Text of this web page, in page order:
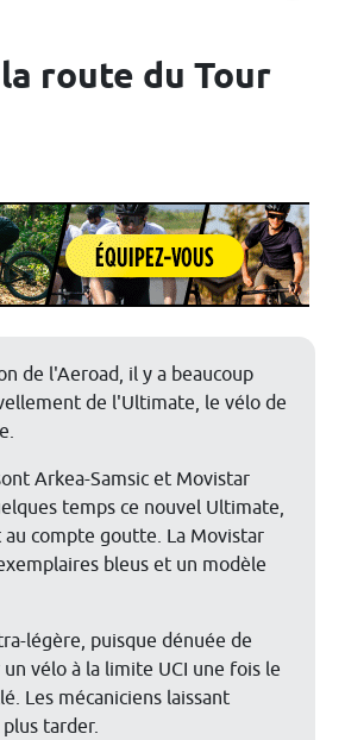
route du Tour
de l'Aeroad, il y a beaucoup
de l'Ultimate, le vélo de
Arkea-Samsic et Movistar
temps ce nouvel Ultimate,
compte goutte. La Movistar
bleus et un modèle
légère, puisque dénuée de
vélo à la limite UCI une fois le
Les mécaniciens laissant
tarder.